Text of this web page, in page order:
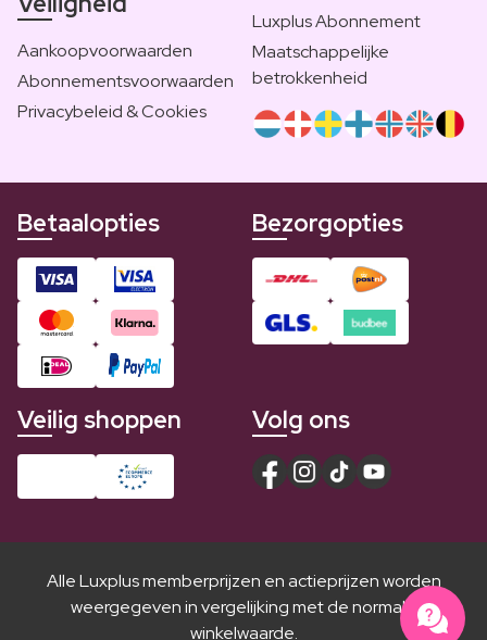
Aankoopvoorwaarden
Abonnementsvoorwaarden
Privacybeleid & Cookies
Luxplus Abonnement
Maatschappelijke
betrokkenheid
Betaalopties Bezorgopties
Veilig shoppen Volg ons
Alle Luxplus memberprijzen en actieprijzen worden
weergegeven in vergelijking met de normale
winkelwaarde.